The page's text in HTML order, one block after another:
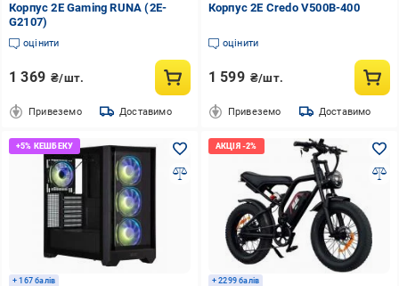
Корпус 2E Gaming RUNA (2E-
G2107)
оцінити
1 369 ₴/шт.
Привеземо Доставимо
Корпус 2E Credo V500B-400
оцінити
1 599 ₴/шт.
Привеземо Доставимо
+ 167 балів + 2299 балів